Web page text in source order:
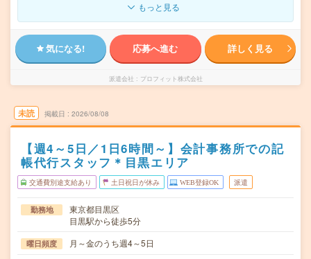
もっと見る
気になる! 応募へ進む 詳しく見る
派遣会社 プロフィット株式会社
未読 掲載日 2026/08/08
【週4～5日／1日6時間～】会計事務所での記
帳代行スタッフ＊目黒エリア
交通費別途支給あり 土日祝日が休み WEB登録OK 派遣
勤務地
東京都目黒区
目黒駅から徒歩5分
曜日頻度 月～金のうち週4～5日